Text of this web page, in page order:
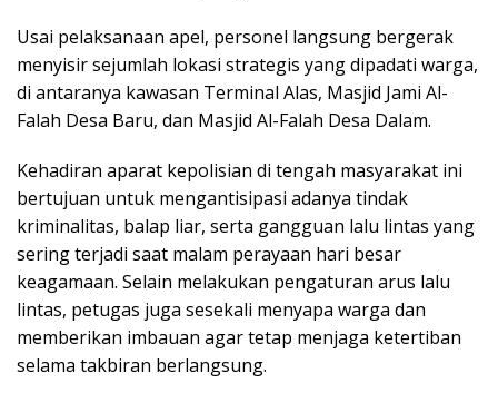
Usai pelaksanaan apel, personel langsung bergerak
menyisir sejumlah lokasi strategis yang dipadati warga,
di antaranya kawasan Terminal Alas, Masjid Jami Al-
Falah Desa Baru, dan Masjid Al-Falah Desa Dalam.
Kehadiran aparat kepolisian di tengah masyarakat ini
bertujuan untuk mengantisipasi adanya tindak
kriminalitas, balap liar, serta gangguan lalu lintas yang
sering terjadi saat malam perayaan hari besar
keagamaan. Selain melakukan pengaturan arus lalu
lintas, petugas juga sesekali menyapa warga dan
memberikan imbauan agar tetap menjaga ketertiban
selama takbiran berlangsung.